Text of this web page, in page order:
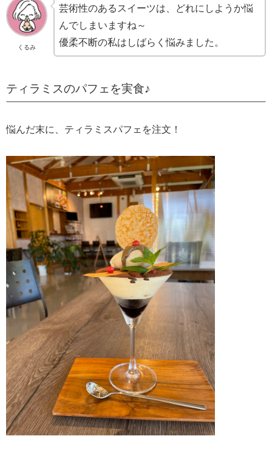
くるみ
芸術性のあるスイーツは、どれにしようか悩
んでしまいますね～
優柔不断の私はしばらく悩みました。
ティラミスのパフェを実食♪
悩んだ末に、ティラミスパフェを注文！